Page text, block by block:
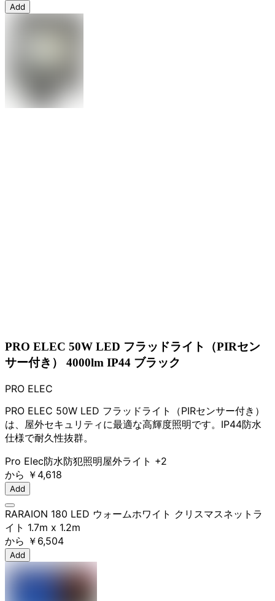
Add
PRO ELEC 50W LED フラッドライト（PIRセン
サー付き） 4000lm IP44 ブラック
PRO ELEC
PRO ELEC 50W LED フラッドライト（PIRセンサー付き）
は、屋外セキュリティに最適な高輝度照明です。IP44防水
仕様で耐久性抜群。
Pro Elec防水防犯照明屋外ライト +2
から ￥4,618
Add
RARAION 180 LED ウォームホワイト クリスマスネットラ
イト 1.7m x 1.2m
から ￥6,504
Add